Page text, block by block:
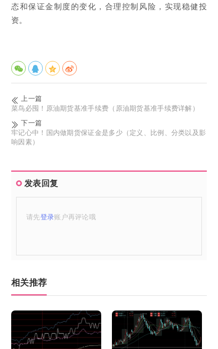
态和保证金制度的变化，合理控制风险，实现稳健投
资。
上一篇
菜鸟必囤！原油期货基准手续费（原油期货基准手续费详解）
下一篇
牢记心中！国内做期货保证金是多少（定义、比例、分类以及影
响因素）
发表回复
请先登录账户再评论哦
相关推荐